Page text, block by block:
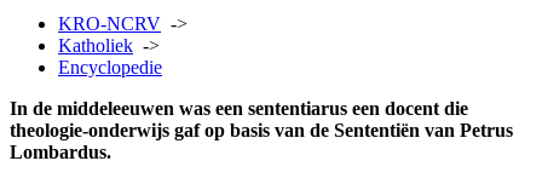
KRO-NCRV ->
Katholiek ->
Encyclopedie
In de middeleeuwen was een sententiarus een docent die
theologie-onderwijs gaf op basis van de Sententiën van Petrus
Lombardus.